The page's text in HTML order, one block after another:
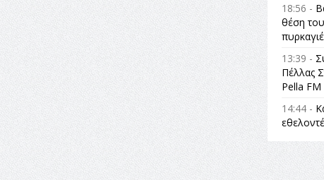
18:56 -
θέση
13:39 -
Πέλλας
Pella FM
14:44 -
14:23 -